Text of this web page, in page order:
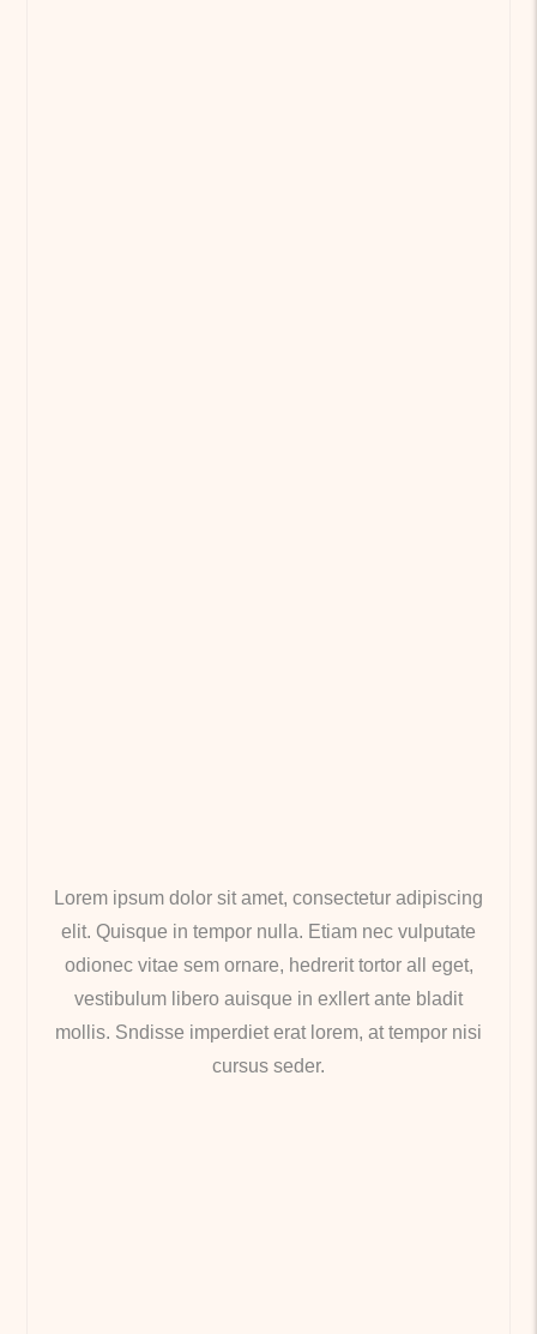
Lorem ipsum dolor sit amet, consectetur adipiscing
elit. Quisque in tempor nulla. Etiam nec vulputate
odionec vitae sem ornare, hedrerit tortor all eget,
vestibulum libero auisque in exllert ante bladit
mollis. Sndisse imperdiet erat lorem, at tempor nisi
cursus seder.